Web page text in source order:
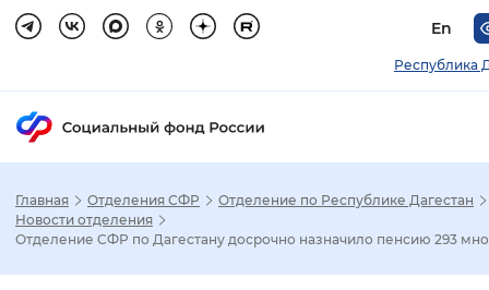
En
Республика
Настройка режима отображения
Главная Отделения СФР
Отделение по Республике Дагестан
Новости отделения
Отделение СФР по Дагестану досрочно назначило пенсию 293